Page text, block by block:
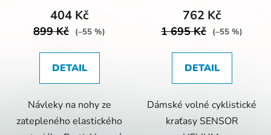
404 Kč
899 Kč (–55 %)
DETAIL
Návleky na nohy ze
zatepleného elastického
762 Kč
1 695 Kč (–55 %)
DETAIL
Dámské volné cyklistické
kraťasy SENSOR